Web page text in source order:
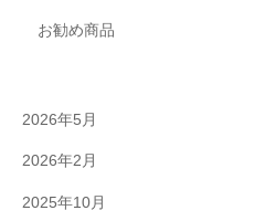
お勧め商品
2026年5月
2026年2月
2025年10月